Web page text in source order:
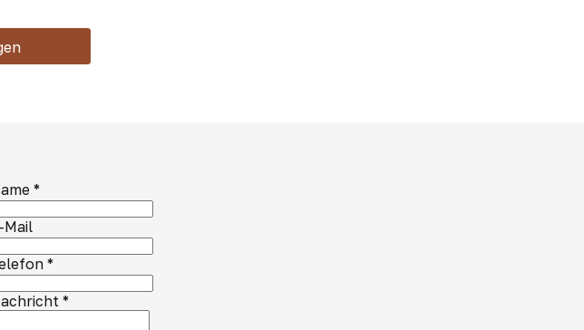
*
Mail
*
*